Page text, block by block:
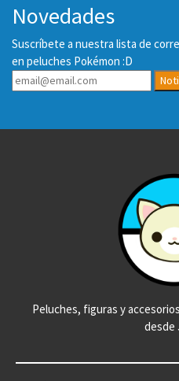
Novedades
Suscríbete a nuestra lista de
en peluches Pokémon :D
Peluches, figuras y
desde